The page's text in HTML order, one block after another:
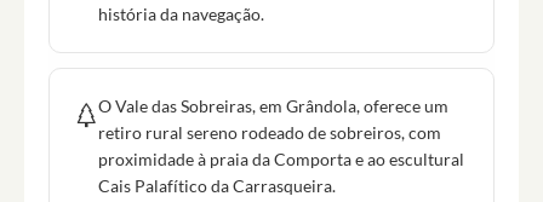
história da navegação.
O Vale das Sobreiras, em Grândola, oferece um
retiro rural sereno rodeado de sobreiros, com
proximidade à praia da Comporta e ao escultural
Cais Palafítico da Carrasqueira.